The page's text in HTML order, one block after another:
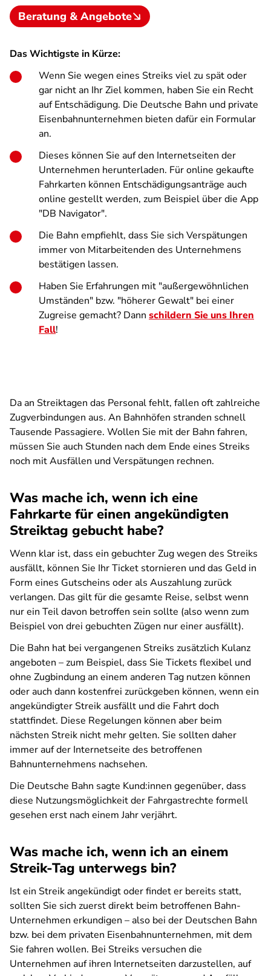
Beratung & Angebote
Das Wichtigste in Kürze:
Wenn Sie wegen eines Streiks viel zu spät oder
gar nicht an Ihr Ziel kommen, haben Sie ein Recht
auf Entschädigung. Die Deutsche Bahn und private
Eisenbahnunternehmen bieten dafür ein Formular
an.
Dieses können Sie auf den Internetseiten der
Unternehmen herunterladen. Für online gekaufte
Fahrkarten können Entschädigungsanträge auch
online gestellt werden, zum Beispiel über die App
"DB Navigator".
Die Bahn empfiehlt, dass Sie sich Verspätungen
immer von Mitarbeitenden des Unternehmens
bestätigen lassen.
Haben Sie Erfahrungen mit "außergewöhnlichen
Umständen" bzw. "höherer Gewalt" bei einer
Zugreise gemacht? Dann schildern Sie uns Ihren
Fall!
Da an Streiktagen das Personal fehlt, fallen oft zahlreiche
Zugverbindungen aus. An Bahnhöfen stranden schnell
Tausende Passagiere. Wollen Sie mit der Bahn fahren,
müssen Sie auch Stunden nach dem Ende eines Streiks
noch mit Ausfällen und Verspätungen rechnen.
Was mache ich, wenn ich eine
Fahrkarte für einen angekündigten
Streiktag gebucht habe?
Wenn klar ist, dass ein gebuchter Zug wegen des Streiks
ausfällt, können Sie Ihr Ticket stornieren und das Geld in
Form eines Gutscheins oder als Auszahlung zurück
verlangen. Das gilt für die gesamte Reise, selbst wenn
nur ein Teil davon betroffen sein sollte (also wenn zum
Beispiel von drei gebuchten Zügen nur einer ausfällt).
Die Bahn hat bei vergangenen Streiks zusätzlich Kulanz
angeboten – zum Beispiel, dass Sie Tickets flexibel und
ohne Zugbindung an einem anderen Tag nutzen können
oder auch dann kostenfrei zurückgeben können, wenn ein
angekündigter Streik ausfällt und die Fahrt doch
stattfindet. Diese Regelungen können aber beim
nächsten Streik nicht mehr gelten. Sie sollten daher
immer auf der Internetseite des betroffenen
Bahnunternehmens nachsehen.
Die Deutsche Bahn sagte Kund:innen gegenüber, dass
diese Nutzungsmöglichkeit der Fahrgastrechte formell
gesehen erst nach einem Jahr verjährt.
Was mache ich, wenn ich an einem
Streik-Tag unterwegs bin?
Ist ein Streik angekündigt oder findet er bereits statt,
sollten Sie sich zuerst direkt beim betroffenen Bahn-
Unternehmen erkundigen – also bei der Deutschen Bahn
bzw. bei dem privaten Eisenbahnunternehmen, mit dem
Sie fahren wollen. Bei Streiks versuchen die
Unternehmen auf ihren Internetseiten darzustellen, auf